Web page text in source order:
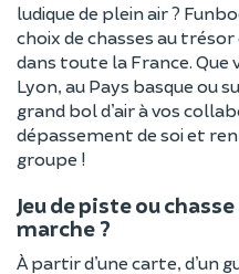
ludique de plein air ?
choix de chasses au
dans toute la France. Que
Lyon, au Pays basque ou
grand bol d’air à vos
dépassement de soi et
groupe !
Jeu de piste ou
marche ?
À partir d’une carte, d’un